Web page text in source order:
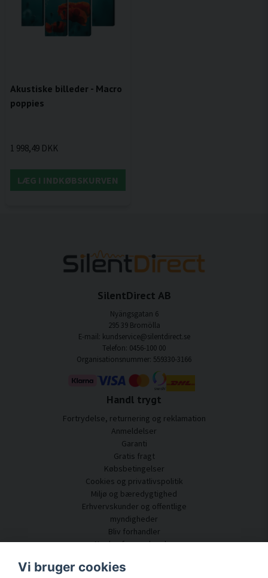
Akustiske billeder - Macro
poppies
1 998,49 DKK
LÆG I INDKØBSKURVEN
SilentDirect AB
Nyängsgatan 6
295 39 Bromölla
E-mail: kundservice@silentdirect.se
Telefon: 0456-100 00
Organisationsnummer: 559330-3166
Handl trygt
Fortrydelse, returnering og reklamation
Anmeldelser
Garanti
Gratis fragt
Købsbetingelser
Cookies og privatlivspolitik
Miljø og bæredygtighed
Erhvervskunder og offentlige
myndigheder
Bliv forhandler
Nogle af vores kunder
Kundeservice
Vi bruger cookies